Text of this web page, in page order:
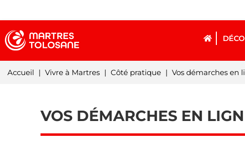
Accueil | Vivre à Martres | Côté pratique | Vos démarches en
VOS DÉMARCHES EN